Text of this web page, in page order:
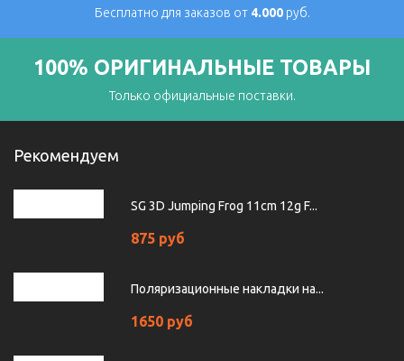
Бесплатно для заказов от 4.000руб.
100% ОРИГИНАЛЬНЫЕ ТОВАРЫ
Только официальные поставки.
Рекомендуем
SG 3D Jumping Frog 11cm 12g F...
875 руб
Поляризационные накладки на...
1650 руб